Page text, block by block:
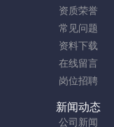
资质荣誉
常见问题
资料下载
在线留言
岗位招聘
新闻动态
公司新闻